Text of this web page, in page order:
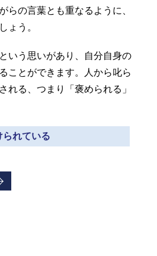
らの言葉とも重なるように、
ょう。
いう思いがあり、自分自身の
ことができます。人から叱ら
れる、つまり「褒められる」
られている